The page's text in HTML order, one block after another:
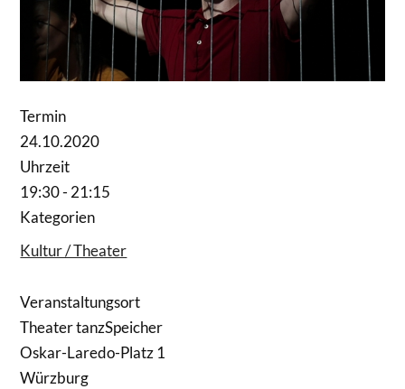
Termin
24.10.2020
Uhrzeit
19:30 - 21:15
Kategorien
Kultur / Theater
Veranstaltungsort
Theater tanzSpeicher
Oskar-Laredo-Platz 1
Würzburg